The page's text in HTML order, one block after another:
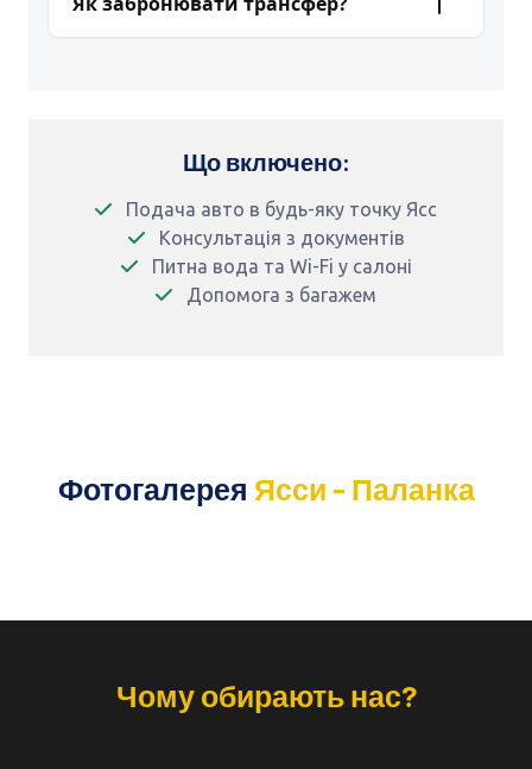
Що включено:
Подача авто в будь-яку точку Ясс
Консультація з документів
Питна вода та Wi-Fi у салоні
Допомога з багажем
Фотогалерея Ясси - Паланка
Чому обирають нас?